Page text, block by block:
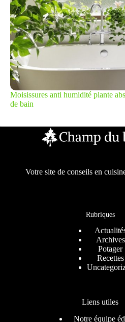
Moisissures anti humidité plante
de bain
Votre site de conseils en
Rubriques
Archives
Potager
Recettes
Liens utiles
Notre équipe